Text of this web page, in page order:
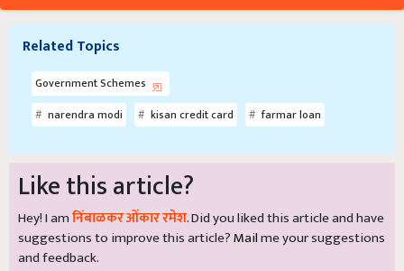
Related Topics
Government Schemes
narendra modi
kisan credit card farmar loan
Like this article?
Hey! I amनिंबाळकर ओंकार रमेश. Did you liked this article and have
suggestions to improve this article?Mailme your suggestions
and feedback.